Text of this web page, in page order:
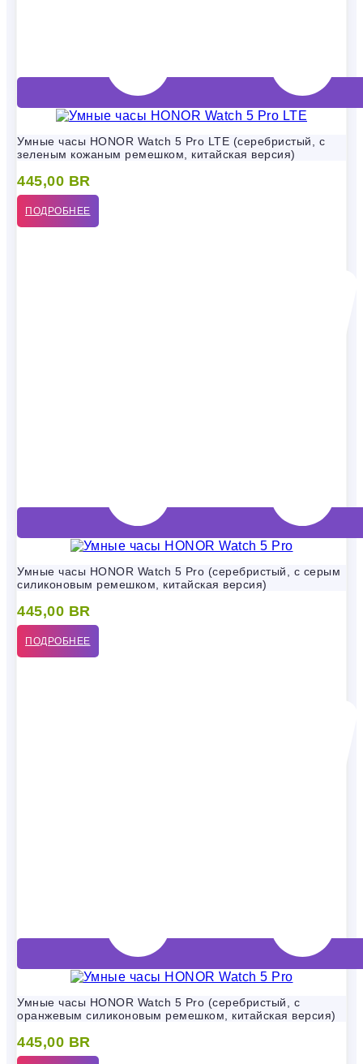
Умные часы HONOR Watch 5 Pro LTE (серебристый, с
зеленым кожаным ремешком, китайская версия)
445,00 BR
ПОДРОБНЕЕ
Умные часы HONOR Watch 5 Pro (серебристый, с серым
силиконовым ремешком, китайская версия)
445,00 BR
ПОДРОБНЕЕ
Умные часы HONOR Watch 5 Pro (серебристый, с
оранжевым силиконовым ремешком, китайская версия)
445,00 BR